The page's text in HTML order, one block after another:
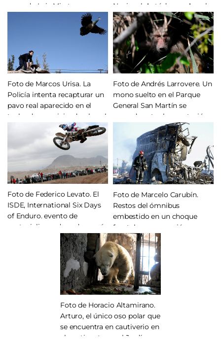
acusado Luis Miret, saca una
cámara y fotografía al fiscal
general para Crímenes contra
la Humanidad, en un intento
de intimidación. Mendoza, 17
de febrero de 2014.
Nacional, Autódromo Angel
Pena de San Martín.
Mendoza, setiembre de 2014.
Foto de Marcos Urisa. La
Policía intenta recapturar un
pavo real aparecido en el
techo de una vivienda, el cual
había escapado del Parque
Faunístico. San Juan, julio de
2014.
Foto de Andrés Larrovere. Un
mono suelto en el Parque
General San Martín se
esconde entre la vegetación,
momentos ser recapturado.
Mendoza, 8 de septiembre de
Foto de Federico Levato. El
ISDE, International Six Days
of Enduro. evento de
motociclismo de enduro más
antiguo e importante de
todo el mundo, desarrollado
en Argentina en su 89ª
edición. San Juan, noviembre
Foto de Marcelo Carubín.
Restos del ómnibus
embestido en un choque
frontal por un camión que
circulaba en contramano y a
gran velocidad por la Ruta
Nacional 7 en la localidad de
San Martín, ocasionando la
muerte de 17 personas.
Mendoza, febrero de 2014.
Foto de Horacio Altamirano.
Arturo, el único oso polar que
se encuentra en cautiverio en
el continente, en el Jardín